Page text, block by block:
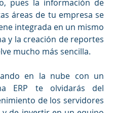
pues la información de
áreas de tu empresa se
integrada en un mismo
y la creación de reportes
mucho más sencilla.
en la nube con un
ERP te olvidarás del
de los servidores